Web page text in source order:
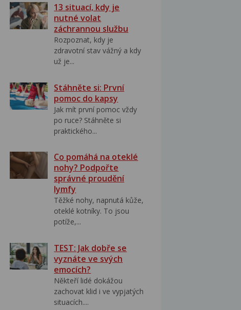
13 situací, kdy je
nutné volat
záchrannou službu
Rozpoznat, kdy je
zdravotní stav vážný a kdy
už je...
Stáhněte si: První
pomoc do kapsy
Jak mít první pomoc vždy
po ruce? Stáhněte si
praktického...
Co pomáhá na oteklé
nohy? Podpořte
správné proudění
lymfy
Těžké nohy, napnutá kůže,
oteklé kotníky. To jsou
potíže,...
TEST: Jak dobře se
vyznáte ve svých
emocích?
Někteří lidé dokážou
zachovat klid i ve vypjatých
situacích....